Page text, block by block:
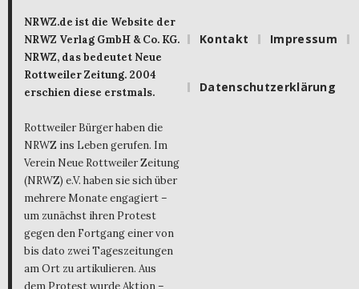
NRWZ.de ist die Website der
NRWZ Verlag GmbH & Co. KG.
NRWZ, das bedeutet Neue
Rottweiler Zeitung. 2004
erschien diese erstmals.
Rottweiler Bürger haben die
NRWZ ins Leben gerufen. Im
Verein Neue Rottweiler Zeitung
(NRWZ) e.V. haben sie sich über
mehrere Monate engagiert –
um zunächst ihren Protest
gegen den Fortgang einer von
bis dato zwei Tageszeitungen
am Ort zu artikulieren. Aus
dem Protest wurde Aktion –
Kontakt Impressum
Datenschutzerklärung